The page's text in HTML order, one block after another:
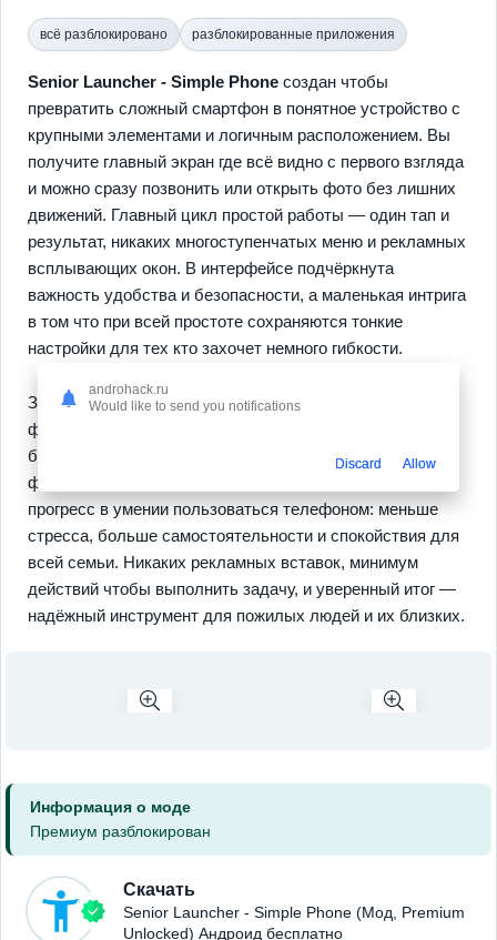
всё разблокировано разблокированные приложения
Senior Launcher - Simple Phone создан чтобы
превратить сложный смартфон в понятное устройство с
крупными элементами и логичным расположением. Вы
получите главный экран где всё видно с первого взгляда
и можно сразу позвонить или открыть фото без лишних
движений. Главный цикл простой работы — один тап и
результат, никаких многоступенчатых меню и рекламных
всплывающих окон. В интерфейсе подчёркнута
важность удобства и безопасности, а маленькая интрига
в том что при всей простоте сохраняются тонкие
настройки для тех кто захочет немного гибкости.
Здесь удобный интерфейссовмещён с важными
функциями: крупные кнопки вызова и сообщений,
быстрый доступ к контактам и камере, понятные часы и
фон с высоким контрастом. Вы получите уверенный
прогресс в умении пользоваться телефоном: меньше
стресса, больше самостоятельности и спокойствия для
всей семьи. Никаких рекламных вставок, минимум
действий чтобы выполнить задачу, и уверенный итог —
надёжный инструмент для пожилых людей и их близких.
Информация о моде
Премиум разблокирован
Скачать
Senior Launcher - Simple Phone (Мод, Premium
Unlocked) Андроид бесплатно
androhack.ru
Would like to send you notifications
Discard Allow